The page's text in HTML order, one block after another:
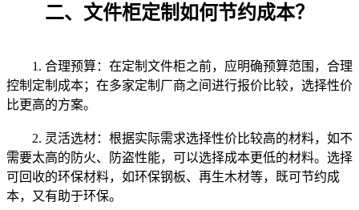
二、文件柜定制如何节约成本？
1. 合理预算：在定制文件柜之前，应明确预算范围，合理
控制定制成本；在多家定制厂商之间进行报价比较，选择性价
比更高的方案。
2. 灵活选材：根据实际需求选择性价比较高的材料，如不
需要太高的防火、防盗性能，可以选择成本更低的材料。选择
可回收的环保材料，如环保钢板、再生木材等，既可节约成
本，又有助于环保。